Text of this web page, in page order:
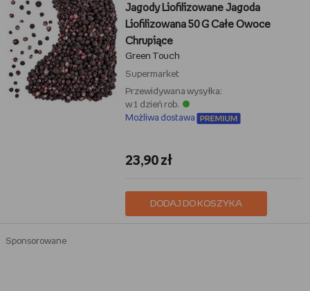
Jagody Liofilizowane Jagoda
Liofilizowana 50 G Całe Owoce
Chrupiące
Green Touch
Supermarket
Przewidywana wysyłka:
w 1 dzień rob.
Możliwa dostawa
23,90 zł
DODAJ DO KOSZYKA
Sponsorowane